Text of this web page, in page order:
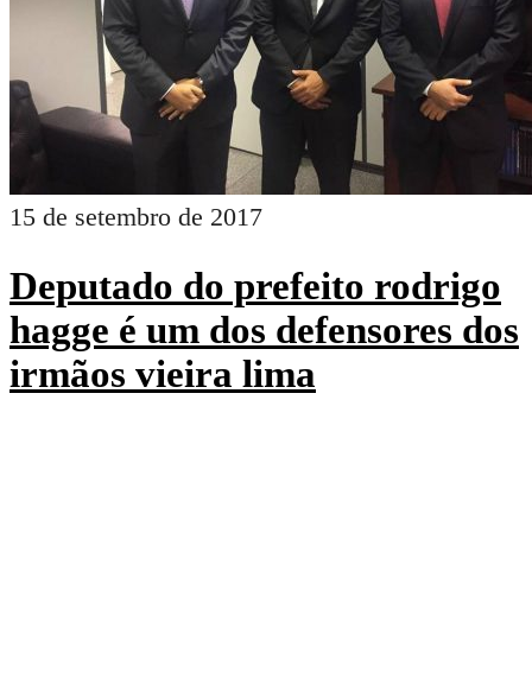
15 de setembro de 2017
Deputado do prefeito rodrigo
hagge é um dos defensores dos
irmãos vieira lima